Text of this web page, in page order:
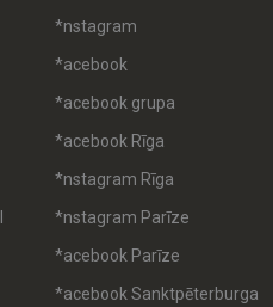
*nstagram
*acebook
*acebook grupa
*acebook Rīga
*nstagram Rīga
*nstagram Parīze
*acebook Parīze
*acebook Sanktpēterburga